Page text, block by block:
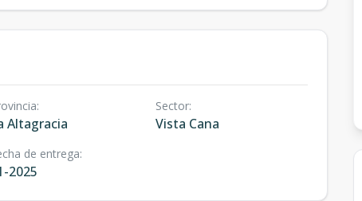
:
Altagracia
Sector:
Vista Cana
de entrega:
2025